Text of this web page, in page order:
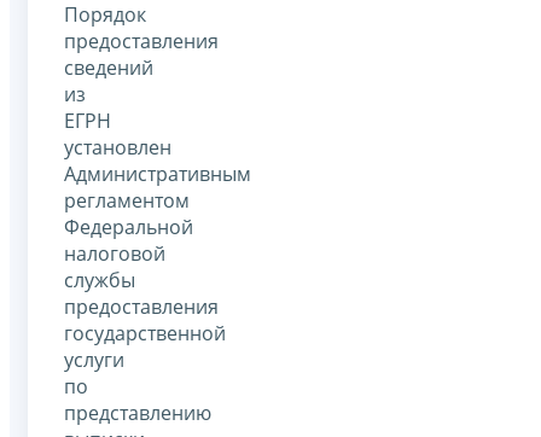
Порядок
предоставления
сведений
из
ЕГРН
установлен
Административным
регламентом
Федеральной
налоговой
службы
предоставления
государственной
услуги
по
представлению